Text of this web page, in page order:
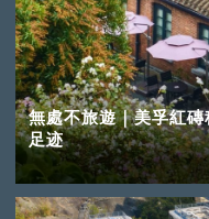
無處不旅遊｜美孚紅
足迹